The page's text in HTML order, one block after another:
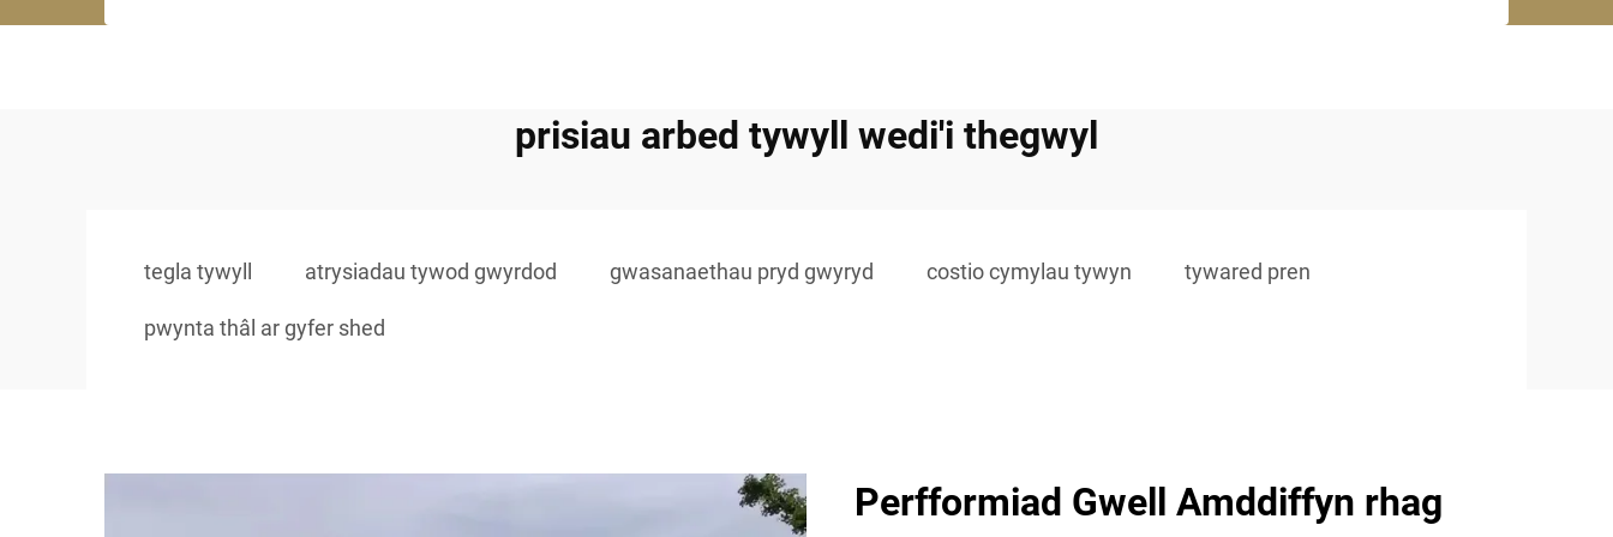
prisiau arbed tywyll wedi'i thegwyl
tegla tywyll atrysiadau tywod gwyrdod gwasanaethau pryd gwyryd costio cymylau tywyn tywared pren
pwynta thâl ar gyfer shed
Perfformiad Gwell Amddiffyn rhag